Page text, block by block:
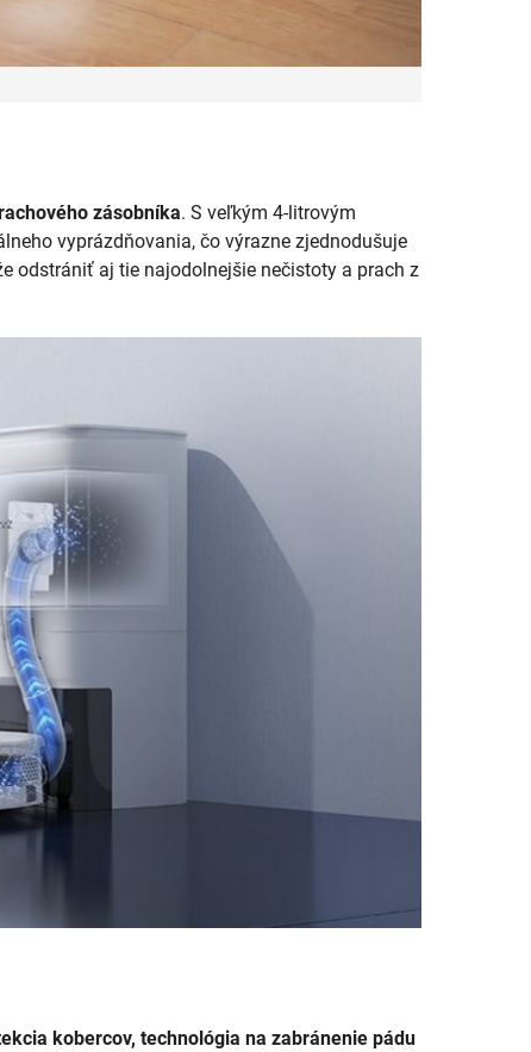
zásobníka. S veľkým 4-litrovým
vyprázdňovania, čo výrazne zjednodušuje
odstrániť aj tie najodolnejšie nečistoty a prach z
kobercov, technológia na zabránenie pádu